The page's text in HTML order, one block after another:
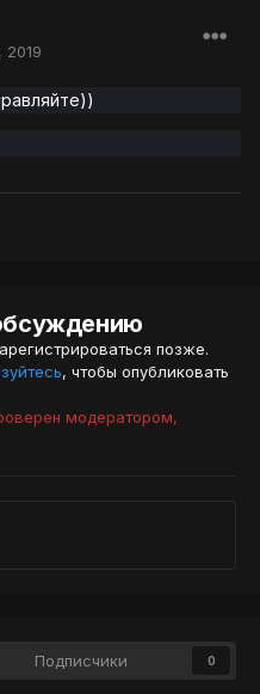
2019
позже.
, чтобы опубликовать
модератором,
Подписчики 0